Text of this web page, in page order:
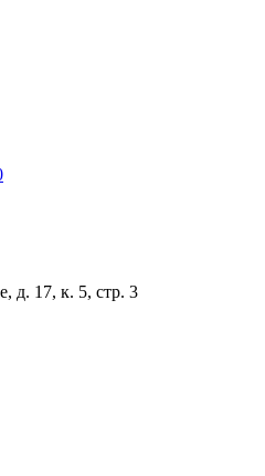
д. 17, к. 5, стр. 3